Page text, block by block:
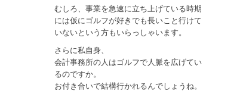
むしろ、事業を急速に立ち上げている時期
には仮にゴルフが好きでも長いこと行けて
いないという方もいらっしゃいます。
さらに私自身、
会計事務所の人はゴルフで人脈を広げてい
るのですか。
お付き合いで結構行かれるんでしょうね。